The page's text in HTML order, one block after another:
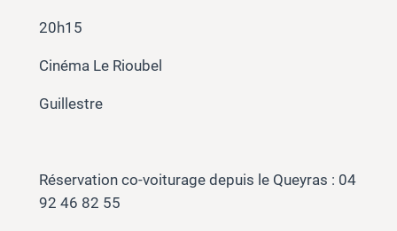
20h15
Cinéma Le Rioubel
Guillestre
Réservation co-voiturage depuis le Queyras : 04
92 46 82 55